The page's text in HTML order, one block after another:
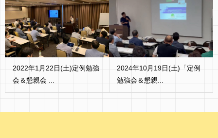
2022年1月22日(土)定例勉強
会＆懇親会 ...
2024年10月19日(土)「定例
勉強会＆懇親...